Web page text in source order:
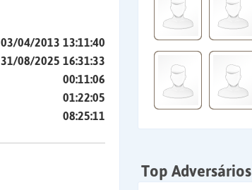
03/04/2013 13:11:40
31/08/2025 16:31:33
00:11:06
01:22:05
08:25:11
Top Adversários